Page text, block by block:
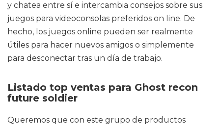
y chatea entre sí e intercambia consejos sobre sus
juegos para videoconsolas preferidos on line. De
hecho, los juegos online pueden ser realmente
útiles para hacer nuevos amigos o simplemente
para desconectar tras un día de trabajo.
Listado top ventas para Ghost recon
future soldier
Queremos que con este grupo de productos